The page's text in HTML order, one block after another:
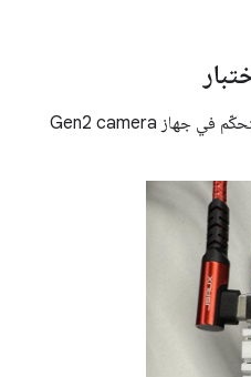
اتّبِع الخطوات التالية لإعداد وحدة التحكّم في جهاز Gen2 camera